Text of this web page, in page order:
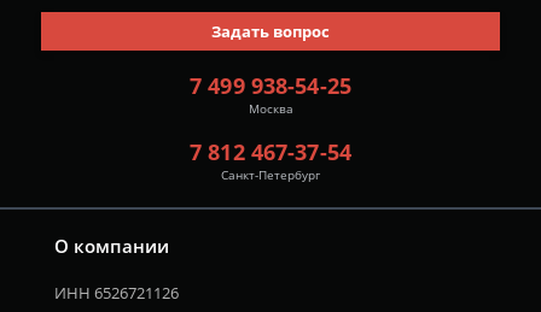
О компании
ИНН 6526721126
7 499 938-54-25
Москва
7 812 467-37-54
Санкт-Петербург
Задать вопрос